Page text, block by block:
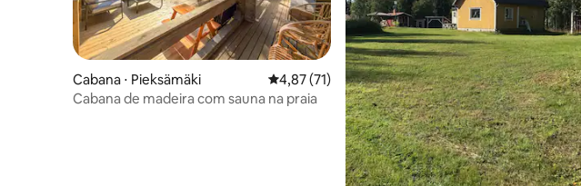
Cabana ⋅ Pieksämäki 4,87 de uma avaliação média de 5, 71 avaliações
4,87 (71)
Cabana de madeira com sauna na praia